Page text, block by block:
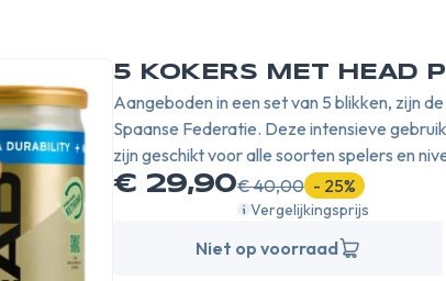
5 KOKERS MET HEAD
Aangeboden in een set van 5 blikken, zijn
Spaanse Federatie. Deze intensieve
zijn geschikt voor alle soorten spelers en
€ 29,90€ 40,00 - 25%
Vergelijkingsprijs
Niet op voorraad